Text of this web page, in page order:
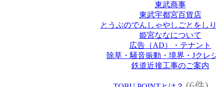
東武商事
東武宇都宮百貨店
とうぶのでんしゃやしごとをしり
姫宮ななについて
広告（AD）・テナント
除草・騒音振動・境界・Jクレ
鉄道近接工事のご案内